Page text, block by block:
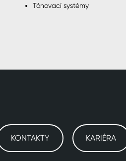
Tónovací systémy
KONTAKTY KARIÉRA